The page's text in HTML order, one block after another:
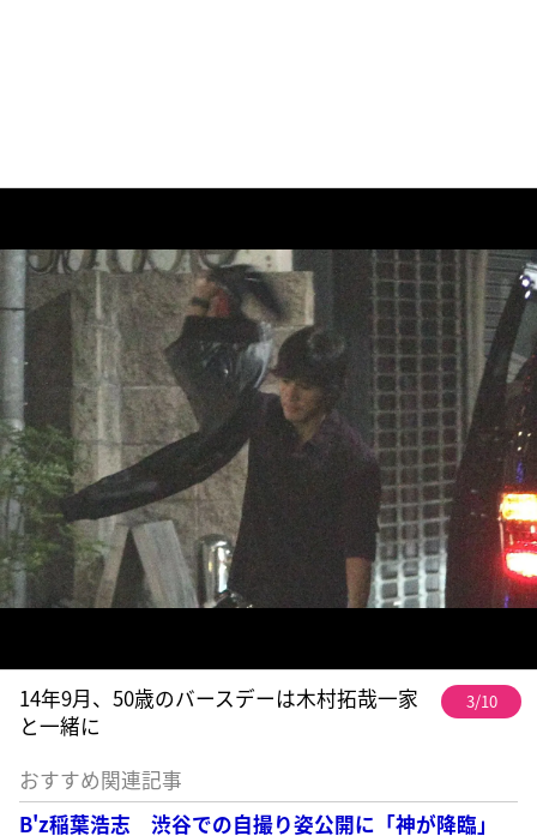
14年9月、50歳のバースデーは木村拓哉一家
と一緒に
3/10
おすすめ関連記事
B'z稲葉浩志 渋谷での自撮り姿公開に「神が降臨」